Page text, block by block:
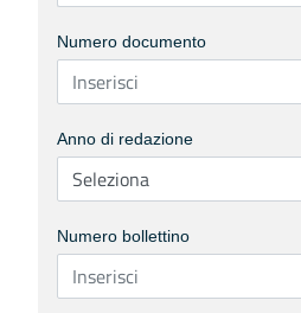
Numero documento
Anno di redazione
Numero bollettino